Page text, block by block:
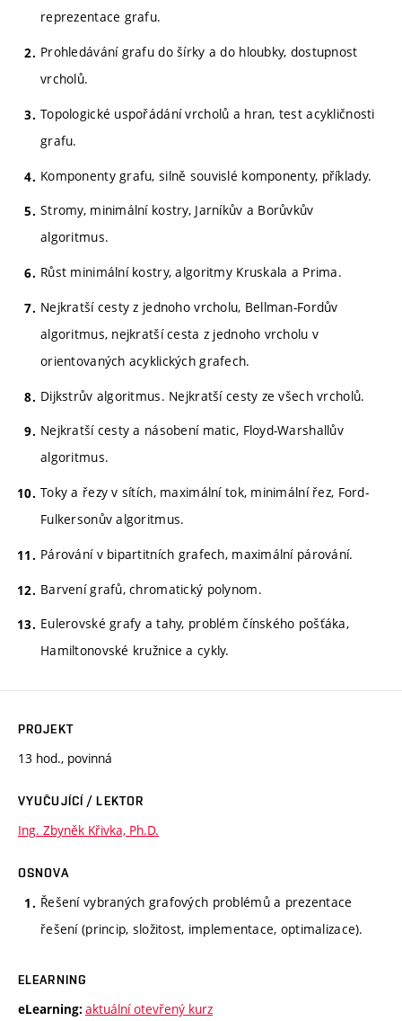
reprezentace grafu.
Prohledávání grafu do šírky a do hloubky, dostupnost
vrcholů.
Topologické uspořádání vrcholů a hran, test acykličnosti
grafu.
Komponenty grafu, silně souvislé komponenty, příklady.
Stromy, minimální kostry, Jarníkův a Borůvkův
algoritmus.
Růst minimální kostry, algoritmy Kruskala a Prima.
Nejkratší cesty z jednoho vrcholu, Bellman-Fordův
algoritmus, nejkratší cesta z jednoho vrcholu v
orientovaných acyklických grafech.
Dijkstrův algoritmus. Nejkratší cesty ze všech vrcholů.
Nejkratší cesty a násobení matic, Floyd-Warshallův
algoritmus.
Toky a řezy v sítích, maximální tok, minimální řez, Ford-
Fulkersonův algoritmus.
Párování v bipartitních grafech, maximální párování.
Barvení grafů, chromatický polynom.
Eulerovské grafy a tahy, problém čínského pošťáka,
Hamiltonovské kružnice a cykly.
PROJEKT
13 hod., povinná
VYUČUJÍCÍ / LEKTOR
Ing. Zbyněk Křivka, Ph.D.
OSNOVA
Řešení vybraných grafových problémů a prezentace
řešení (princip, složitost, implementace, optimalizace).
ELEARNING
eLearning: aktuální otevřený kurz